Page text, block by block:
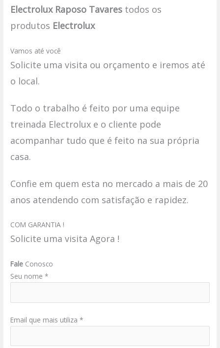
Electrolux Raposo Tavares todos os
produtos Electrolux
Vamos até você
Solicite uma visita ou orçamento e iremos até
o local.
Todo o trabalho é feito por uma equipe
treinada Electrolux e o cliente pode
acompanhar tudo que é feito na sua própria
casa.
Confie em quem esta no mercado a mais de 20
anos atendendo com satisfação e rapidez.
COM GARANTIA !
Solicite uma visita Agora !
Fale Conosco
Seu nome *
Email que mais utiliza *